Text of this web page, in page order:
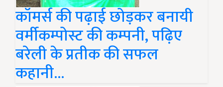
कॉमर्स की पढ़ाई छोड़कर बनायी
वर्मीकम्पोस्ट की कम्पनी, पढ़िए
बरेली के प्रतीक की सफल
कहानी...